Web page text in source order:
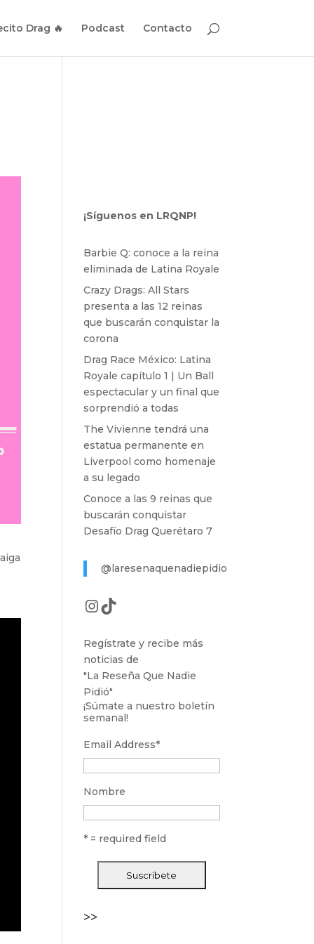
Drag 🔥 Podcast Contacto
¡Síguenos en LRQNP!
Barbie Q: conoce a la reina
eliminada de Latina Royale
Crazy Drags: All Stars
presenta a las 12 reinas
que buscarán conquistar la
corona
Drag Race México: Latina
Royale capítulo 1 | Un Ball
espectacular y un final que
sorprendió a todas
The Vivienne tendrá una
estatua permanente en
Liverpool como homenaje
a su legado
Conoce a las 9 reinas que
buscarán conquistar
Desafío Drag Querétaro 7
@laresenaquenadiepidio
Instagram
TikTok
Regístrate y recibe más
noticias de
"La Reseña Que Nadie
Pidió"
¡Súmate a nuestro boletín
semanal!
Email Address*
Nombre
* = required field
>>